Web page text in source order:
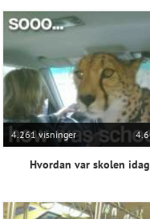
4.261 visninger
Hvordan var skolen